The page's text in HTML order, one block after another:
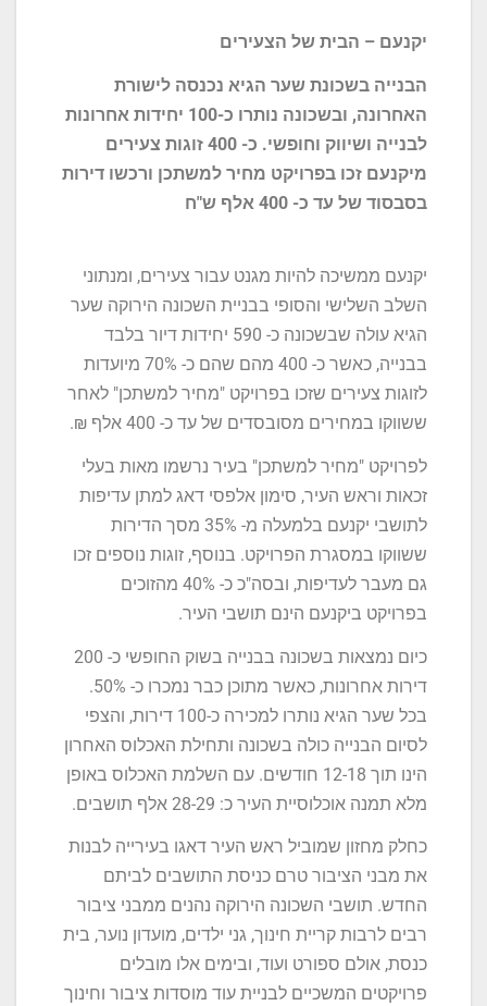
יקנעם – הבית של הצעירים
הבנייה בשכונת שער הגיא נכנסה לישורת
האחרונה, ובשכונה נותרו כ-100 יחידות אחרונות
לבנייה ושיווק וחופשי.
כ- 400 זוגות צעירים
מיקנעם זכו בפרויקט מחיר למשתכן ורכשו דירות
בסבסוד של עד כ- 400 אלף ש"ח
יקנעם ממשיכה להיות מגנט עבור צעירים, ומנתוני
השלב השלישי והסופי בבניית השכונה הירוקה שער
הגיא עולה שבשכונה כ- 590 יחידות דיור בלבד
בבנייה, כאשר כ- 400 מהם שהם כ- 70% מיועדות
לזוגות צעירים שזכו בפרויקט "מחיר למשתכן" לאחר
ששווקו במחירים מסובסדים של עד כ- 400 אלף ₪.
לפרויקט "מחיר למשתכן" בעיר נרשמו מאות בעלי
זכאות וראש העיר, סימון אלפסי דאג למתן עדיפות
לתושבי יקנעם בלמעלה מ- 35% מסך הדירות
ששווקו במסגרת הפרויקט. בנוסף, זוגות נוספים זכו
גם מעבר לעדיפות, ובסה"כ כ- 40% מהזוכים
בפרויקט ביקנעם הינם תושבי העיר.
כיום נמצאות בשכונה בבנייה בשוק החופשי כ- 200
דירות אחרונות, כאשר מתוכן כבר נמכרו כ- 50%.
בכל שער הגיא נותרו למכירה כ-100 דירות, והצפי
לסיום הבנייה כולה בשכונה ותחילת האכלוס האחרון
הינו תוך 12-18 חודשים. עם השלמת האכלוס באופן
מלא תמנה אוכלוסיית העיר כ: 28-29 אלף תושבים.
כחלק מחזון שמוביל ראש העיר דאגו בעירייה לבנות
את מבני הציבור טרם כניסת התושבים לביתם
החדש. תושבי השכונה הירוקה נהנים ממבני ציבור
רבים לרבות קריית חינוך, גני ילדים, מועדון נוער, בית
כנסת, אולם ספורט ועוד, ובימים אלו מובלים
פרויקטים המשכיים לבניית עוד מוסדות ציבור וחינוך